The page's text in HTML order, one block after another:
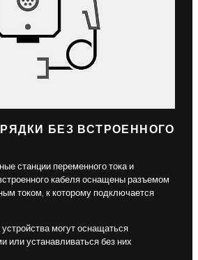
БЕЗ ВСТРОЕННОГО
станции переменного тока и
кабеля оснащены разъемом
током, к которому подключается
могут оснащаться
или устанавливаться без них